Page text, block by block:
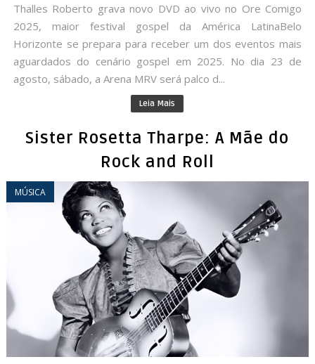
Thalles Roberto grava novo DVD ao vivo no Ore Comigo
2025, maior festival gospel da América LatinaBelo
Horizonte se prepara para receber um dos eventos mais
aguardados do cenário gospel em 2025. No dia 23 de
agosto, sábado, a Arena MRV será palco d...
Leia Mais
Sister Rosetta Tharpe: A Mãe do
Rock and Roll
MÚSICA